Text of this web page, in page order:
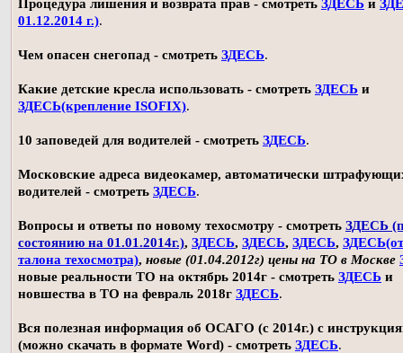
Процедура лишения и возврата прав - смотреть ЗДЕСЬ и
01.12.2014 г.).
Чем опасен снегопад - смотреть ЗДЕСЬ.
Какие детские кресла использовать - смотреть ЗДЕСЬ и
ЗДЕСЬ(крепление ISOFIX).
10 заповедей для водителей - смотреть ЗДЕСЬ.
Московские адреса видеокамер, автоматически
водителей - смотреть ЗДЕСЬ.
Вопросы и ответы по новому техосмотру - смотреть ЗДЕСЬ
состоянию на 01.01.2014г.), ЗДЕСЬ, ЗДЕСЬ, ЗДЕСЬ,
талона техосмотра), новые (01.04.2012г) цены на ТО в Москве
новые реальности ТО на октябрь 2014г - смотреть ЗДЕСЬ и
новшества в ТО на февраль 2018г ЗДЕСЬ.
Вся полезная информация об ОСАГО (с 2014г.) с
(можно скачать в формате Word) - смотреть ЗДЕСЬ.